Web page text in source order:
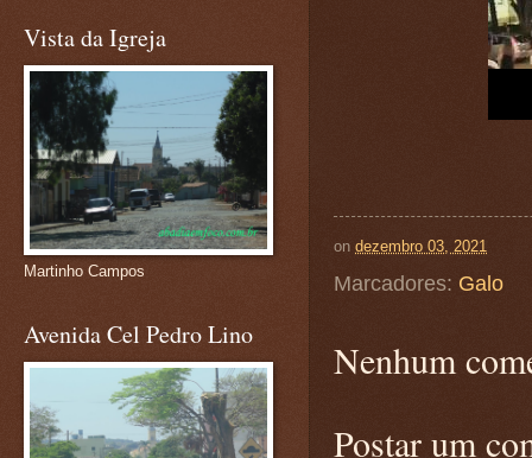
on dezembro 03, 2021
Marcadores: Galo
Nenhum
Postar um
Vista da Igreja
Martinho Campos
Avenida Cel Pedro Lino